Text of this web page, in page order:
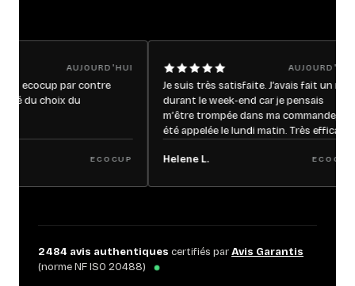
AUJOURD'HUI
par contre
choix du
ECOCUP
AUJOURD'HUI
Je suis très satisfaite. J’avais fait un mail
durant le week-end car je pensais
m’être trompée dans ma commande, j’ai
été appelée le lundi matin. Très efficace,
commande. Je recommande ce site les
Helene L. ECOCUP
2 484 avis authentiques certifiés parAvis Garantis
(norme NF ISO 20488)